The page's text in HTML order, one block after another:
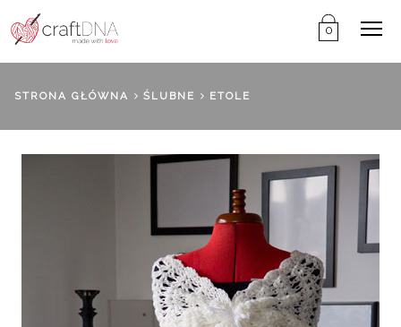
0
STRONA GŁÓWNA ŚLUBNE ETOLE